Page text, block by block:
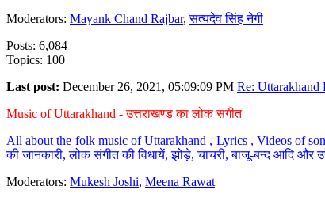
Moderators: Mayank Chand Rajbar,सत्यदेव सिंह नेगी
Posts: 6,084
Topics: 100
Last post: December 26, 2021, 05:09:09 PM Re: Uttarakhand
Music of Uttarakhand - उत्तराखण्ड का लोक संगीत
All about the folk music of Uttarakhand , Lyrics , Videos of
की जानकारी, लोक संगीत की विधायें, झोड़े, चाचरी, बाजू-बन्द आदि
Moderators: Mukesh Joshi, Meena Rawat